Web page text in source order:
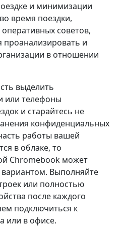
и минимизации
время поездки,
советов,
проанализировать и
в отношении
выделить
или телефоны
и старайтесь не
конфиденциальных
работы вашей
в облаке, то
Chromebook может
Выполняйте
или полностью
после каждого
подключиться к
или в офисе.